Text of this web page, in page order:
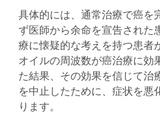
具体的には、通常治療で癌を
ず医師から余命を宣告された
療に懐疑的な考えを持つ患者
オイルの周波数が癌治療に効
た結果、その効果を信じて治
を中止したために、症状を悪
ります。